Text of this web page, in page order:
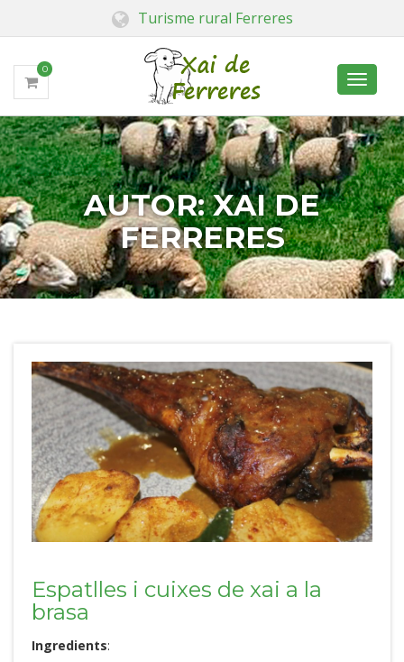
Turisme rural Ferreres
Toggle
0
AUTOR:XAI DE
FERRERES
Espatlles i cuixes de xai a la
brasa
Ingredients: